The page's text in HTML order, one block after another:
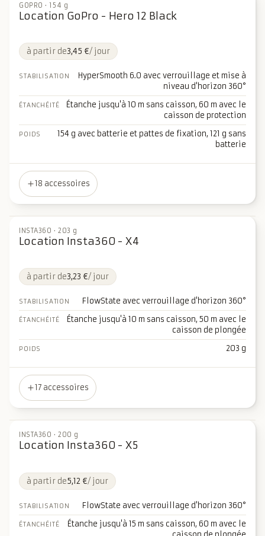
GOPRO ·154 g
Location GoPro - Hero 12 Black
à partir de3,45 €/ jour
STABILISATION
HyperSmooth 6.0 avec verrouillage et mise à
niveau d'horizon 360°
ÉTANCHÉITÉ
Étanche jusqu'à 10 m sans caisson, 60 m avec le
caisson de protection
POIDS
154 g avec batterie et pattes de fixation, 121 g sans
batterie
18 accessoires
INSTA360 ·203 g
Location Insta360 - X4
à partir de3,23 €/ jour
STABILISATION FlowState avec verrouillage d'horizon 360°
ÉTANCHÉITÉ
Étanche jusqu'à 10 m sans caisson, 50 m avec le
caisson de plongée
POIDS 203 g
17 accessoires
INSTA360 ·200 g
Location Insta360 - X5
à partir de5,12 €/ jour
STABILISATION FlowState avec verrouillage d'horizon 360°
ÉTANCHÉITÉ
Étanche jusqu'à 15 m sans caisson, 60 m avec le